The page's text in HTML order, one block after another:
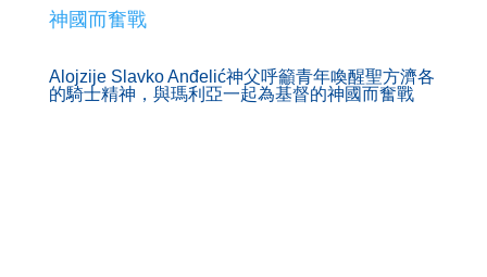
Alojzije Slavko Anđelić神父呼籲青年喚醒聖方濟各
的騎士精神，與瑪利亞一起為基督的神國而奮戰